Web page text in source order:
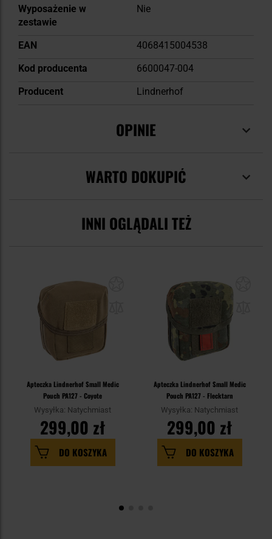
Wyposażenie w
zestawie
Nie
EAN
4068415004538
Kod producenta
6600047-004
Producent
Lindnerhof
OPINIE
WARTO DOKUPIĆ
INNI OGLĄDALI TEŻ
Apteczka Lindnerhof Small Medic
Pouch PA127 - Coyote
Wysyłka: Natychmiast
299,00 zł
DO KOSZYKA
Apteczka Lindnerhof Small Medic
Pouch PA127 - Flecktarn
Wysyłka: Natychmiast
299,00 zł
DO KOSZYKA